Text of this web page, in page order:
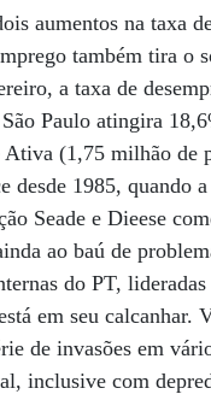
aumentos na taxa
também tira o
a taxa de
Paulo atingira
(1,75 milhão de
desde 1985, quando a
Seade e Dieese
ao baú de
do PT,
em seu calcanhar.
de invasões em
inclusive com